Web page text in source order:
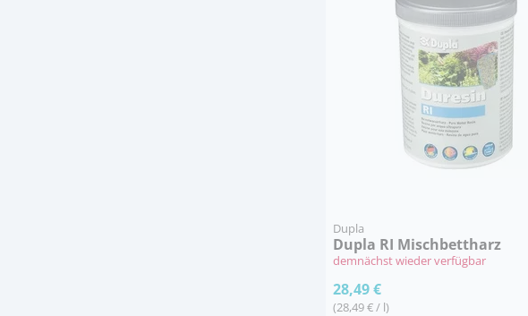
Dupla
Dupla RI Mischbettharz
demnächst wieder verfügbar
28,49 €
(28,49 € / l)